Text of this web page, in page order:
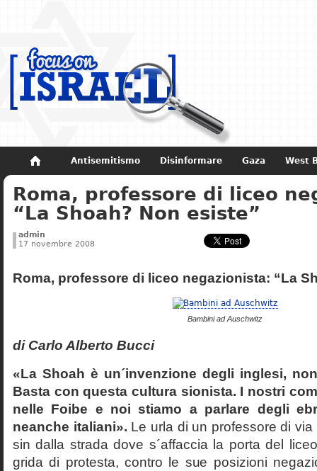
Antisemitismo Disinformare Gaza West
Non dimenticare Storia di Israele
Roma, professore di liceo
“La Shoah? Non esiste”
admin
17 novembre 2008
Roma, professore di liceo negazionista: “La
Bambini ad Auschwitz
di Carlo Alberto Bucci
«La Shoah è un´invenzione degli inglesi,
Basta con questa cultura sionista. I nostri
nelle Foibe e noi stiamo a parlare degli
neanche italiani». Le urla di un professore di
sin dalla strada dove s´affaccia la porta del
grida di protesta, contro le sue posizioni